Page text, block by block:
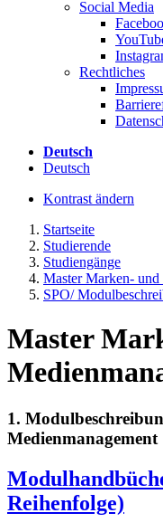
Social Media
Rechtliches
Deutsch
Deutsch
Kontrast ändern
Startseite
Studierende
Studiengänge
Master Marken- und
SPO/
Master
1.
Medienmanagement
Reihenfolge)